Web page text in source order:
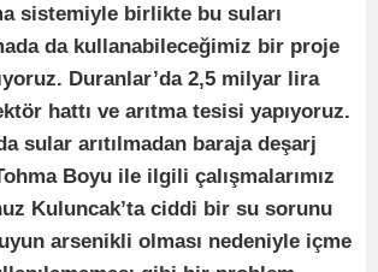
sistemiyle birlikte bu suları
da kullanabileceğimiz bir proje
Duranlar’da 2,5 milyar lira
hattı ve arıtma tesisi yapıyoruz.
sular arıtılmadan baraja deşarj
Boyu ile ilgili çalışmalarımız
Kuluncak’ta ciddi bir su sorunu
arsenikli olması nedeniyle içme